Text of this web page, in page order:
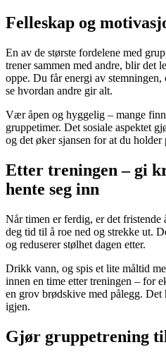
Felleskap og
En av de største fordelene med
trener sammen med andre, blir det
oppe. Du får energi av
se hvordan andre gir alt.
Vær åpen og hyggelig – mange
gruppetimer. Det sosiale aspektet
og det øker sjansen for at du
Etter treningen – gi
hente seg inn
Når timen er ferdig, er det fristende
deg tid til å roe ned og strekke ut.
og reduserer stølhet dagen etter.
Drikk vann, og spis et lite måltid
innen en time etter treningen – for
en grov brødskive med pålegg.
igjen.
Gjør gruppetrening